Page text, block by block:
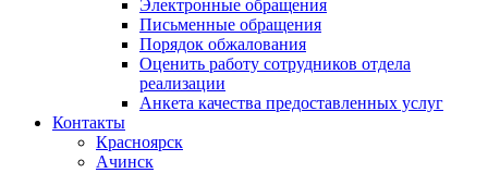
Электронные обращения
Письменные обращения
Порядок обжалования
Оценить работу сотрудников отдела
реализации
Анкета качества предоставленных услуг
Контакты
Красноярск
Ачинск